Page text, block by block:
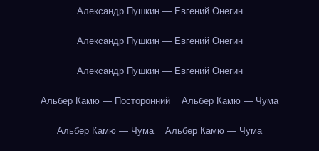
Александр Пушкин — Евгений Онегин
Александр Пушкин — Евгений Онегин
Александр Пушкин — Евгений Онегин
Альбер Камю — Посторонний Альбер Камю — Чума
Альбер Камю — Чума Альбер Камю — Чума